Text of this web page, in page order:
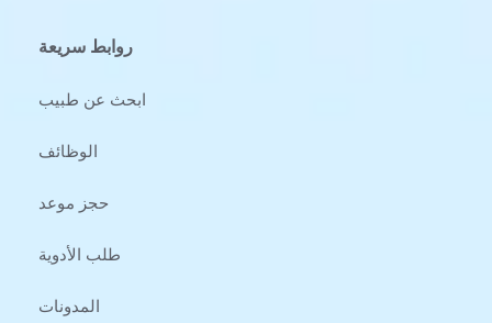
روابط سريعة
ابحث عن طبيب
الوظائف
حجز موعد
طلب الأدوية
المدونات